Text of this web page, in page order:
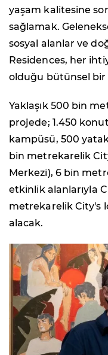
yaşam kalitesine
sağlamak.
sosyal alanlar ve
Residences, her
olduğu bütünsel bir
Yaklaşık 500 bin
projede; 1.450
kampüsü, 500
bin metrekarelik
Merkezi), 6 bin
etkinlik alanlarıyla
metrekarelik City's
alacak.